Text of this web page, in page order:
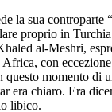
la sua
proprio in
al-Meshri,
con
questo momento
era chiaro. Era
libico.